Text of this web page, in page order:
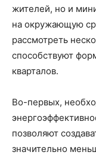
жителей, но и
на окружающую
рассмотреть
способствуют
кварталов.
Во-первых,
позволяют
значительно